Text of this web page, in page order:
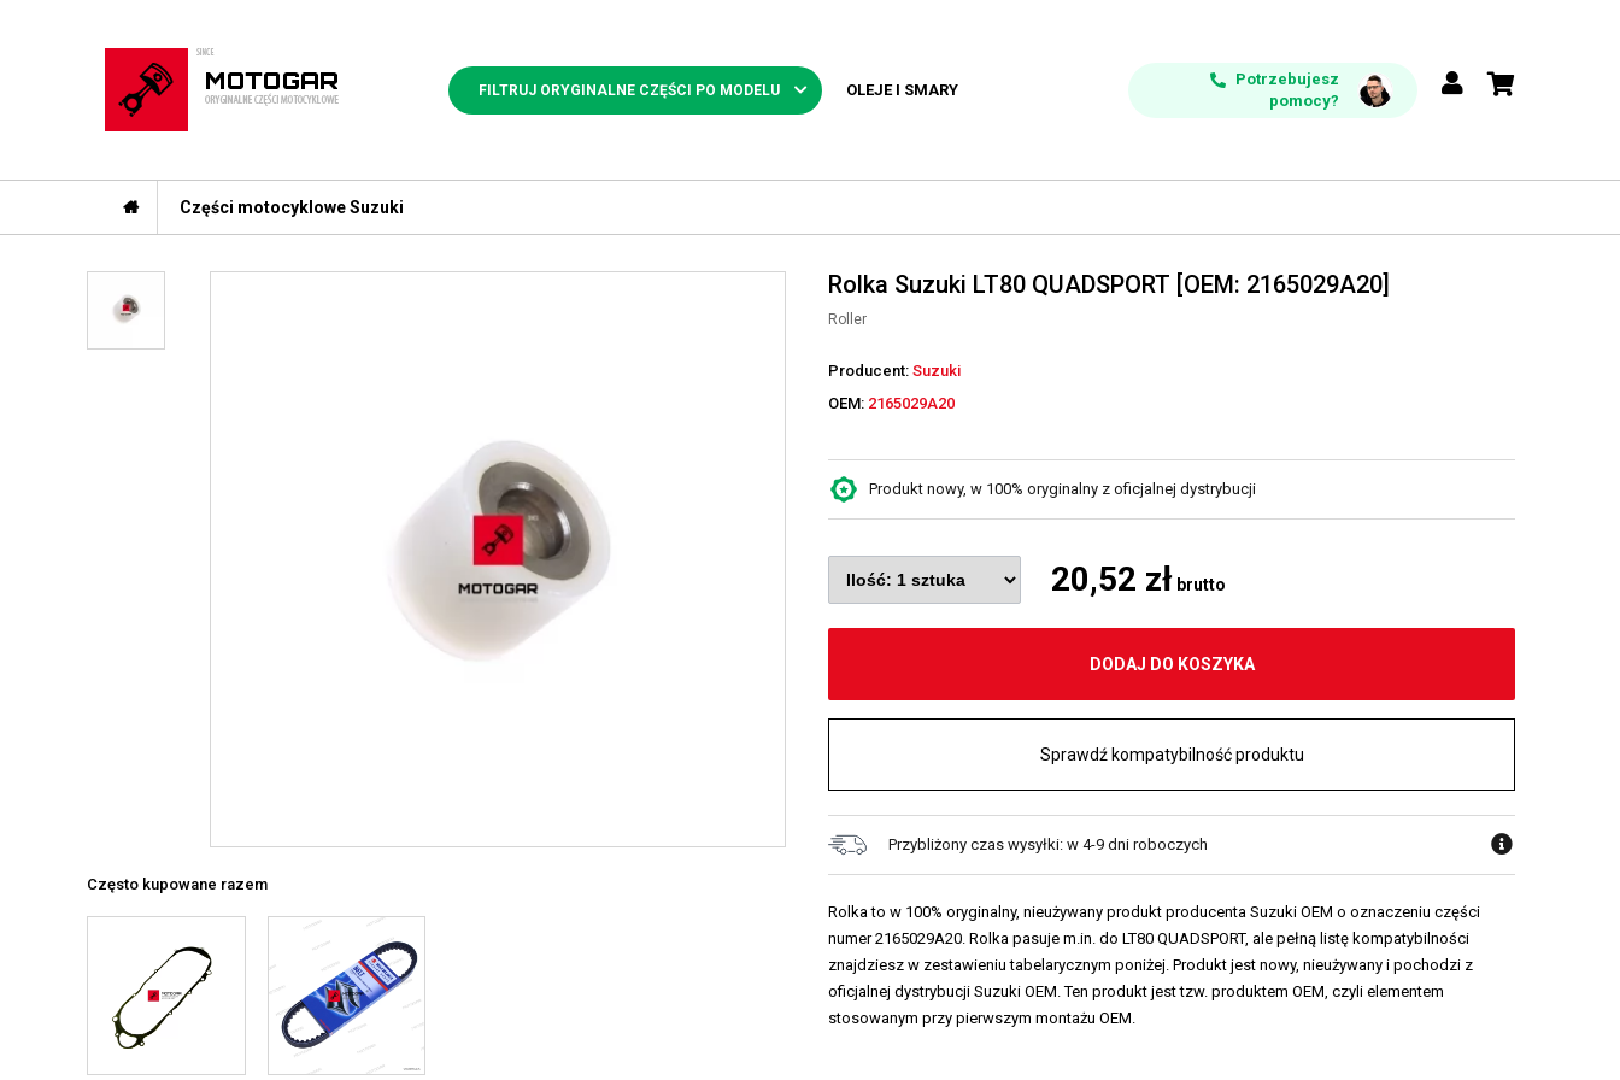
FILTRUJ ORYGINALNE CZĘŚCI PO MODELU OLEJE I SMARY
Potrzebujesz
pomocy?
Części motocyklowe Suzuki
Często kupowane razem
Rolka Suzuki LT80 QUADSPORT [OEM: 2165029A20]
Roller
Producent: Suzuki
OEM: 2165029A20
Produkt nowy, w 100% oryginalny z oficjalnej dystrybucji
20,52 zł brutto
DODAJ DO KOSZYKA
Sprawdź kompatybilność produktu
Przybliżony czas wysyłki: w 4-9 dni roboczych
Rolka to w 100% oryginalny, nieużywany produkt producenta Suzuki OEM o oznaczeniu części
numer 2165029A20. Rolka pasuje m.in. do LT80 QUADSPORT, ale pełną listę kompatybilności
znajdziesz w zestawieniu tabelarycznym poniżej. Produkt jest nowy, nieużywany i pochodzi z
oficjalnej dystrybucji Suzuki OEM. Ten produkt jest tzw. produktem OEM, czyli elementem
stosowanym przy pierwszym montażu OEM.